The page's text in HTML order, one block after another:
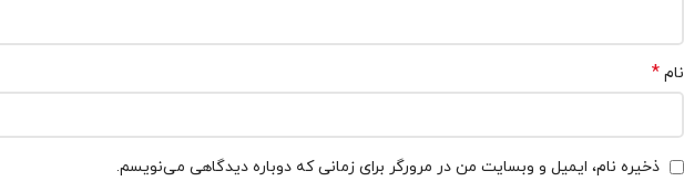
نام *
ذخیره نام، ایمیل و وبسایت من در مرورگر برای زمانی که دوباره دیدگاهی می‌نویسم.